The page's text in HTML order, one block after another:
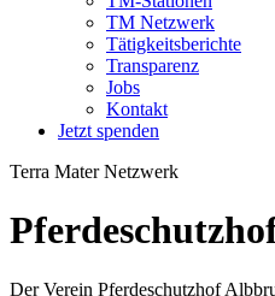
TM Netzwerk
Tätigkeitsberichte
Transparenz
Jobs
Kontakt
Jetzt spenden
Terra Mater Netzwerk
Der Verein Pferdeschutzhof